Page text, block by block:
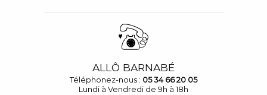
ALLÔ BARNABÉ
Téléphonez-nous : 05 34 66 20 05
Lundi à Vendredi de 9h à 18h